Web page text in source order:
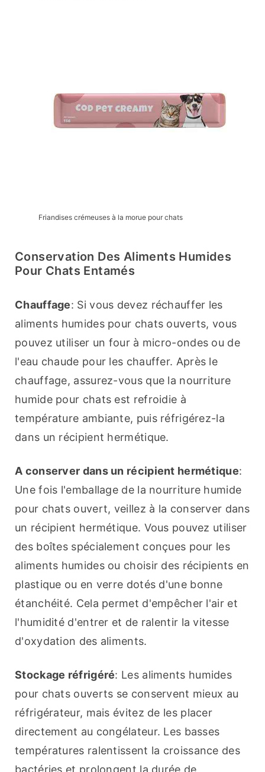
Friandises crémeuses à la morue pour chats
Conservation Des Aliments Humides
Pour Chats Entamés
Chauffage: Si vous devez réchauffer les
aliments humides pour chats ouverts, vous
pouvez utiliser un four à micro-ondes ou de
l'eau chaude pour les chauffer. Après le
chauffage, assurez-vous que la nourriture
humide pour chats est refroidie à
température ambiante, puis réfrigérez-la
dans un récipient hermétique.
A conserver dans un récipient hermétique:
Une fois l'emballage de la nourriture humide
pour chats ouvert, veillez à la conserver dans
un récipient hermétique. Vous pouvez utiliser
des boîtes spécialement conçues pour les
aliments humides ou choisir des récipients en
plastique ou en verre dotés d'une bonne
étanchéité. Cela permet d'empêcher l'air et
l'humidité d'entrer et de ralentir la vitesse
d'oxydation des aliments.
Stockage réfrigéré: Les aliments humides
pour chats ouverts se conservent mieux au
réfrigérateur, mais évitez de les placer
directement au congélateur. Les basses
températures ralentissent la croissance des
bactéries et prolongent la durée de